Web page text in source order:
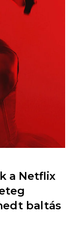
a Netflix
baltás